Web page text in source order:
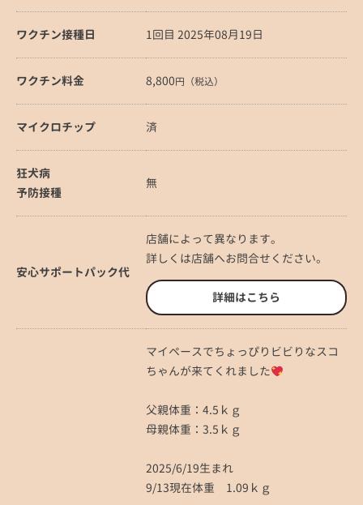
ワクチン接種日 1回目 2025年08月19日
ワクチン料金 8,800円（税込）
マイクロチップ 済
狂犬病
予防接種
無
安心サポートパック代
店舗によって異なります。
詳しくは店舗へお問合せください。
詳細はこちら
マイペースでちょっぴりビビりなスコ
ちゃんが来てくれました
父親体重：4.5ｋｇ
母親体重：3.5ｋｇ
2025/6/19生まれ
9/13現在体重 1.09ｋｇ